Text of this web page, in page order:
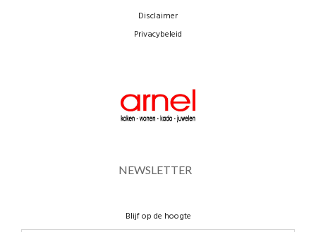
Disclaimer
Privacybeleid
NEWSLETTER
Blijf op de hoogte